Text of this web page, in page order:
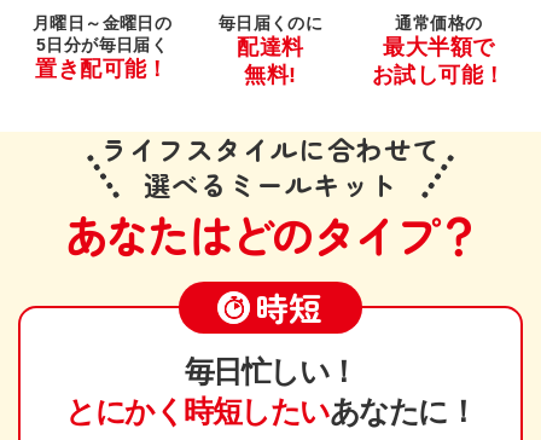
月曜日～金曜日の
5日分が毎日届く
置き配可能！
毎日届くのに
配達料
無料!
通常価格の
最大半額で
お試し可能！
ライフスタイルに合わせて
選べるミールキット
あなたはどのタイプ？
時短
毎日忙しい！
とにかく時短したいあなたに！